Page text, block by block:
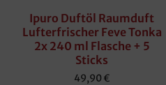
Ipuro Duftöl Raumduft
Lufterfrischer Feve Tonka
2x 240 ml Flasche + 5
Sticks
49,90 €